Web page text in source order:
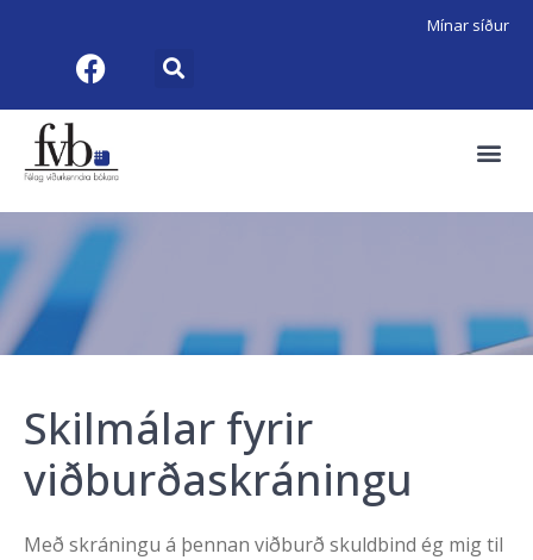
Mínar síður
Skilmálar fyrir
viðburðaskráningu
Með skráningu á þennan viðburð skuldbind ég mig til